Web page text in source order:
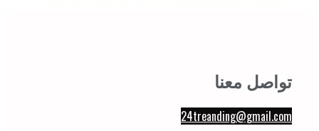
تواصل معنا
24treanding@gmail.com